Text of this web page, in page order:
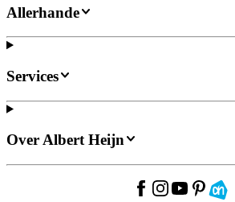
Allerhande
Services
Over Albert Heijn